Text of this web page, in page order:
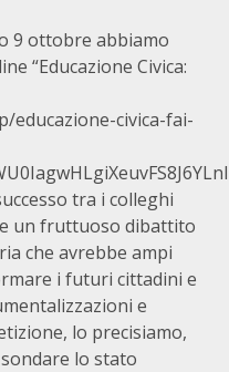
9 ottobre abbiamo
“Educazione Civica:
educazione-civica-fai-
tra i colleghi
un fruttuoso dibattito
che avrebbe ampi
i futuri cittadini e
e
lo precisiamo,
lo stato